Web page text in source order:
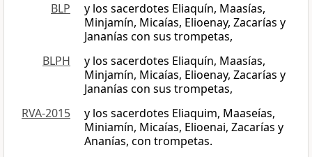
BLP
y los sacerdotes Eliaquín, Maasías,
Minjamín, Micaías, Elioenay, Zacarías y
Jananías con sus trompetas,
BLPH
y los sacerdotes Eliaquín, Maasías,
Minjamín, Micaías, Elioenay, Zacarías y
Jananías con sus trompetas,
RVA-2015
y los sacerdotes Eliaquim, Maaseías,
Miniamín, Micaías, Elioenai, Zacarías y
Ananías, con trompetas.